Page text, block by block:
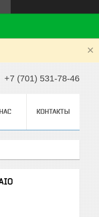
+7 (701) 531-78-46
КОНТАКТЫ